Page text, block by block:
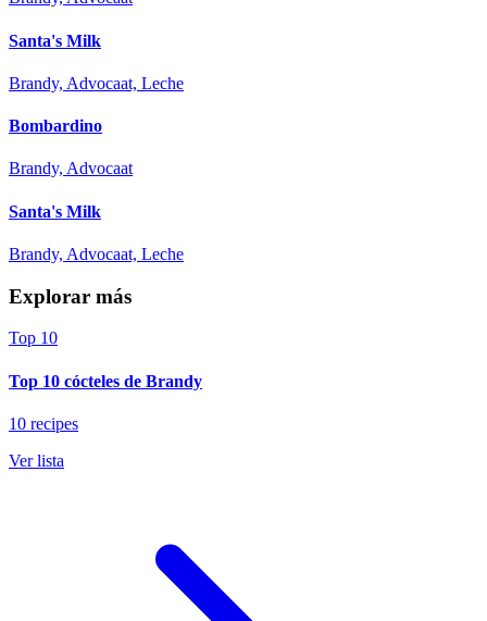
Santa's Milk
Brandy, Advocaat, Leche
Bombardino
Brandy, Advocaat
Santa's Milk
Brandy, Advocaat, Leche
Explorar más
Top 10
Top 10 cócteles de Brandy
10 recipes
Ver lista